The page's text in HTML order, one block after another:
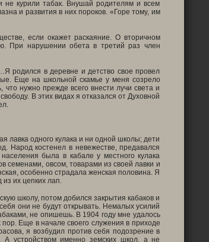
не курили табак. Внушай родителям и всем
и развития в них пороков. «Горе тому, им
если окажет раскаяние. О вторичном
При нарушении обета в третий раз член
родился в деревне и детство свое провел
Еще на школьной скамье у меня созрело
нужно прежде всего внести лучи света и
В этих видах я отказался от Духовной
лавка одного кулака и ни одной школы; дети
Народ костенел в невежестве, предавался
была в кабале у местного кулака
семенами, овсом, товарами из своей лавки и
особенно страдала женская половина. Я
их цепких лап.
школу, потом добился закрытия кабаков и
они не будут открывать. Немалых усилий
не опишешь. В 1904 году мне удалось
Еще в начале своего служения в приходе
я возбудил против себя подозрение в
А устройством именно земских школ, а не